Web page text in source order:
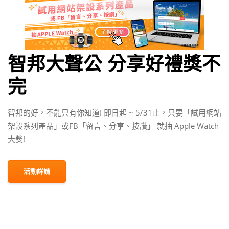
智邦大聲公 分享好禮獎不
完
智邦的好，不能只有你知道! 即日起 ~ 5/31止，只要「試用網站
架設系列產品」或FB「留言、分享、按讚」 就抽 Apple Watch
大獎!
活動詳請